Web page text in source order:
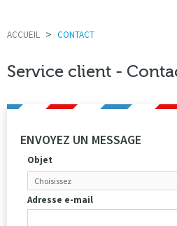
ACCUEIL > CONTACT
Service client -
ENVOYEZ UN MESSAGE
Objet
Choisissez
Adresse e-mail